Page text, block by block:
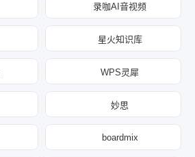
录咖AI音视频
星火知识库
WPS灵犀
妙思
boardmix